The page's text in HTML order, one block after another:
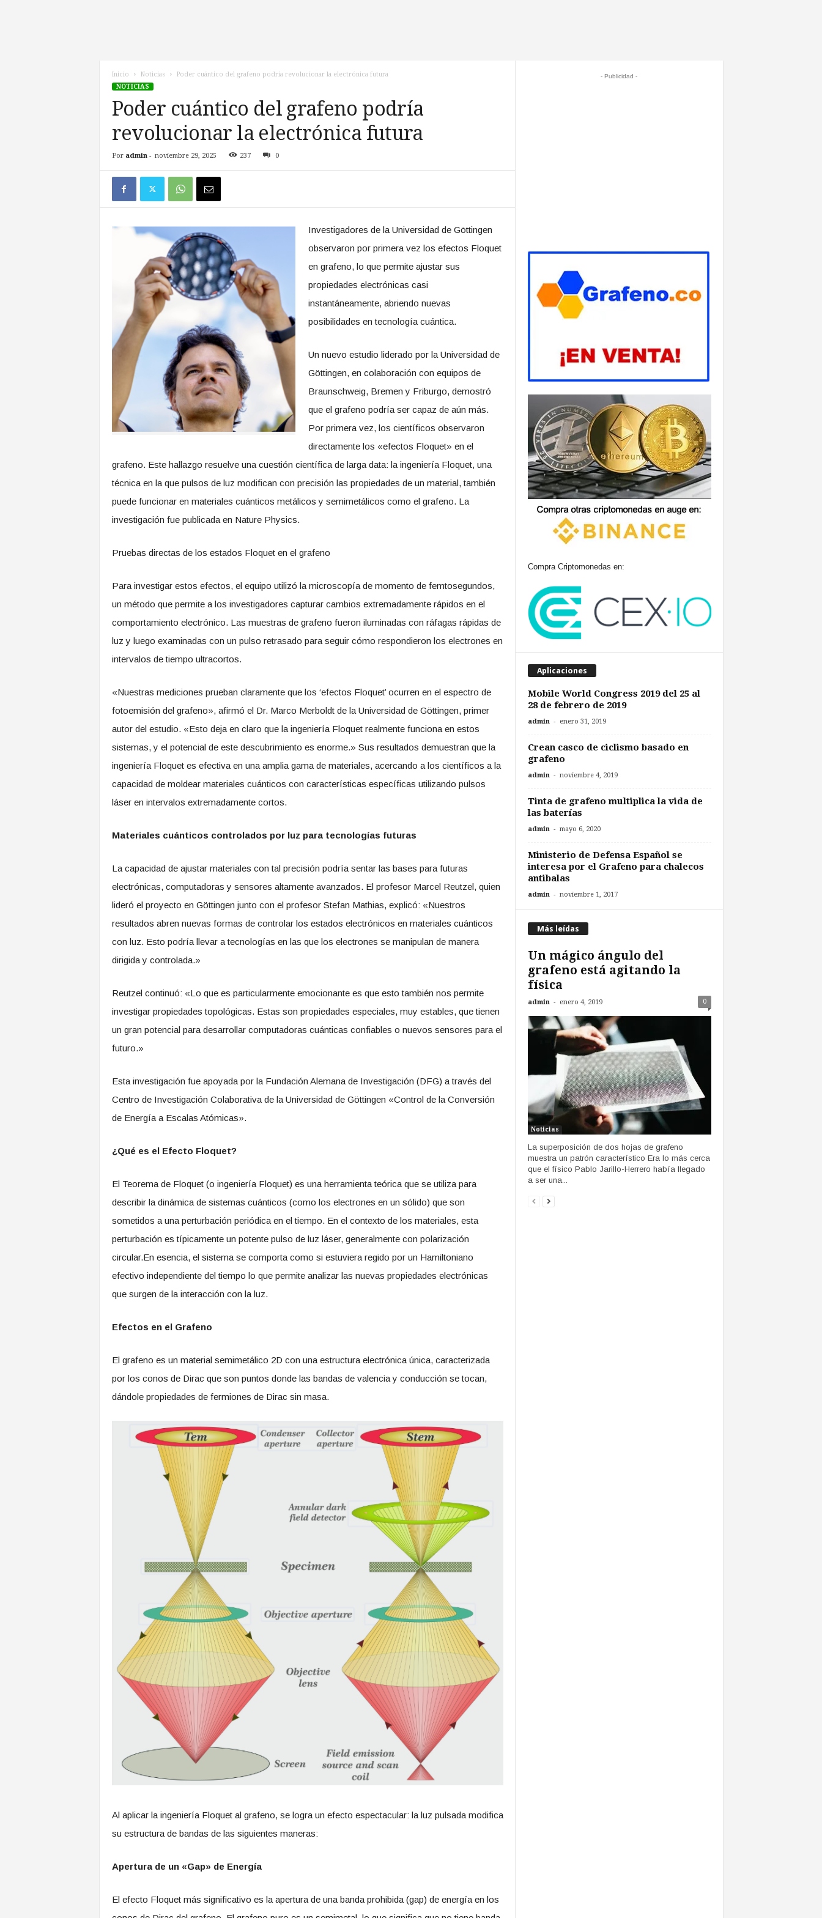
Inicio Noticias
Poder cuántico del grafeno podría revolucionar la electrónica futura
NOTICIAS
Poder cuántico del grafeno podría
revolucionar la electrónica futura
Por admin- noviembre 29, 2025 237 0
Investigadores de la Universidad de Göttingen
observaron por primera vez los efectos Floquet
en grafeno, lo que permite ajustar sus
propiedades electrónicas casi
instantáneamente, abriendo nuevas
posibilidades en tecnología cuántica.
Un nuevo estudio liderado por la Universidad de
Göttingen, en colaboración con equipos de
Braunschweig, Bremen y Friburgo, demostró
que el grafeno podría ser capaz de aún más.
Por primera vez, los científicos observaron
directamente los «efectos Floquet» en el
grafeno. Este hallazgo resuelve una cuestión científica de larga data: la ingeniería Floquet, una
técnica en la que pulsos de luz modifican con precisión las propiedades de un material, también
puede funcionar en materiales cuánticos metálicos y semimetálicos como el grafeno. La
investigación fue publicada en Nature Physics.
Pruebas directas de los estados Floquet en el grafeno
Para investigar estos efectos, el equipo utilizó la microscopía de momento de femtosegundos,
un método que permite a los investigadores capturar cambios extremadamente rápidos en el
comportamiento electrónico. Las muestras de grafeno fueron iluminadas con ráfagas rápidas de
luz y luego examinadas con un pulso retrasado para seguir cómo respondieron los electrones en
intervalos de tiempo ultracortos.
«Nuestras mediciones prueban claramente que los ‘efectos Floquet’ ocurren en el espectro de
fotoemisión del grafeno», afirmó el Dr. Marco Merboldt de la Universidad de Göttingen, primer
autor del estudio. «Esto deja en claro que la ingeniería Floquet realmente funciona en estos
sistemas, y el potencial de este descubrimiento es enorme.» Sus resultados demuestran que la
ingeniería Floquet es efectiva en una amplia gama de materiales, acercando a los científicos a la
capacidad de moldear materiales cuánticos con características específicas utilizando pulsos
láser en intervalos extremadamente cortos.
Materiales cuánticos controlados por luz para tecnologías futuras
La capacidad de ajustar materiales con tal precisión podría sentar las bases para futuras
electrónicas, computadoras y sensores altamente avanzados. El profesor Marcel Reutzel, quien
lideró el proyecto en Göttingen junto con el profesor Stefan Mathias, explicó: «Nuestros
resultados abren nuevas formas de controlar los estados electrónicos en materiales cuánticos
con luz. Esto podría llevar a tecnologías en las que los electrones se manipulan de manera
dirigida y controlada.»
Reutzel continuó: «Lo que es particularmente emocionante es que esto también nos permite
investigar propiedades topológicas. Estas son propiedades especiales, muy estables, que tienen
un gran potencial para desarrollar computadoras cuánticas confiables o nuevos sensores para el
futuro.»
Esta investigación fue apoyada por la Fundación Alemana de Investigación (DFG) a través del
Centro de Investigación Colaborativa de la Universidad de Göttingen «Control de la Conversión
de Energía a Escalas Atómicas».
¿Qué es el Efecto Floquet?
El Teorema de Floquet (o ingeniería Floquet) es una herramienta teórica que se utiliza para
describir la dinámica de sistemas cuánticos (como los electrones en un sólido) que son
sometidos a una perturbación periódica en el tiempo. En el contexto de los materiales, esta
perturbación es típicamente un potente pulso de luz láser, generalmente con polarización
circular.En esencia, el sistema se comporta como si estuviera regido por un Hamiltoniano
efectivo independiente del tiempo lo que permite analizar las nuevas propiedades electrónicas
que surgen de la interacción con la luz.
Efectos en el Grafeno
El grafeno es un material semimetálico 2D con una estructura electrónica única, caracterizada
por los conos de Dirac que son puntos donde las bandas de valencia y conducción se tocan,
dándole propiedades de fermiones de Dirac sin masa.
Al aplicar la ingeniería Floquet al grafeno, se logra un efecto espectacular: la luz pulsada modifica
su estructura de bandas de las siguientes maneras:
Apertura de un «Gap» de Energía
El efecto Floquet más significativo es la apertura de una banda prohibida (gap) de energía en los
- Publicidad -
Compra Criptomonedas en:
Aplicaciones
Mobile World Congress 2019 del 25 al
28 de febrero de 2019
admin - enero 31, 2019
Crean casco de ciclismo basado en
grafeno
admin - noviembre 4, 2019
Tinta de grafeno multiplica la vida de
las baterías
admin - mayo 6, 2020
Ministerio de Defensa Español se
interesa por el Grafeno para chalecos
antibalas
admin - noviembre 1, 2017
Más leídas
Un mágico ángulo del
grafeno está agitando la
física
admin - enero 4, 2019 0
Noticias
La superposición de dos hojas de grafeno
muestra un patrón característico Era lo más cerca
que el físico Pablo Jarillo-Herrero había llegado
a ser una...